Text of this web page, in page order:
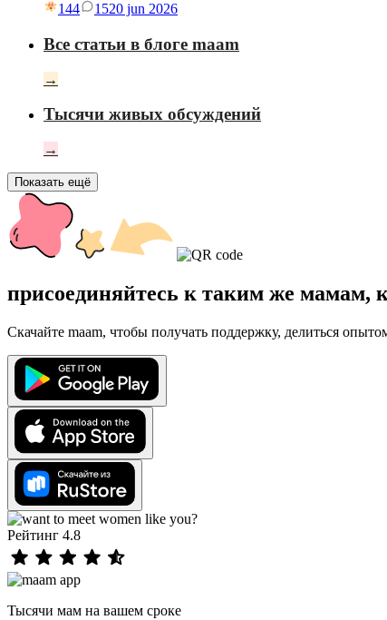
144 1520 jun 2026
Все статьи в блоге maam
→
Тысячи живых обсуждений
→
Показать ещё
присоединяйтесь к таким же мамам,
Скачайте maam, чтобы получать поддержку, делиться
Рейтинг 4.8
Тысячи мам на вашем сроке